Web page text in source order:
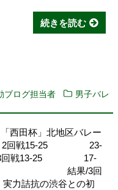
続きを読む
ブログ担当者
男子バレ
西田杯」北地区バレー
）・2回戦15-25 23-
戦13-25 17-
結果/3回
力詰抗の渋谷との初